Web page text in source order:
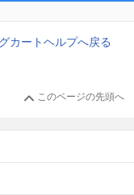
カートヘルプへ戻る
このページの先頭へ